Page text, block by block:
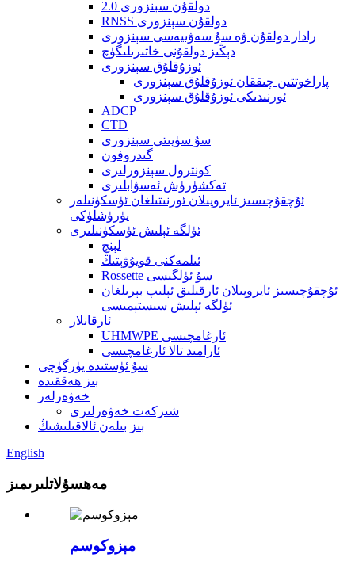
دولقۇن سېنزورى 2.0
RNSS دولقۇن سېنزورى
رادار دولقۇن ۋە سۇ سەۋىيەسى سېنزورى
دېڭىز دولقۇنى خاتىرىلىگۈچ
ئوزۇقلۇق سېنزورى
پاراخوتتىن چىققان ئوزۇقلۇق سېنزورى
ئورنىدىكى ئوزۇقلۇق سېنزورى
ADCP
CTD
سۇ سۈپىتى سېنزورى
گىدروفون
كونترول سېنزورلىرى
تەكشۈرۈش ئەسۋابلىرى
ئۇچقۇچىسىز ئايروپىلان ئورنىتىلغان ئۈسكۈنىلەر
يۈرۈشلۈكى
ئۈلگە ئېلىش ئۈسكۈنىلىرى
لېنچ
ئىلمەكنى قويۇۋېتىڭ
Rossette سۇ ئۈلگىسى
ئۇچقۇچىسىز ئايروپىلان ئارقىلىق ئېلىپ بېرىلغان
ئۈلگە ئېلىش سىستېمىسى
ئارقانلار
UHMWPE ئارغامچىسى
ئارامىد تالا ئارغامچىسى
سۇ ئۈستىدە يۈرگۈچى
بىز ھەققىدە
خەۋەرلەر
شىركەت خەۋەرلىرى
بىز بىلەن ئالاقىلىشىڭ
English
مەھسۇلاتلىرىمىز
مېزوكوسم